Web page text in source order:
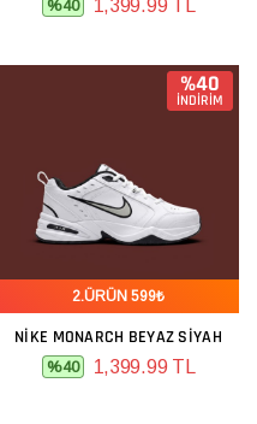
%40 1,399.99 TL
%40
İNDİRİM
2.ÜRÜN 599₺
NIKE MONARCH BEYAZ SIYAH
%40 1,399.99 TL